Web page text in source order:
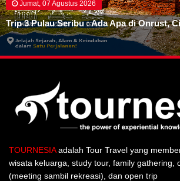
Jumat, 07 Agustus 2026
Trip 3 Pulau Seribu : Ada Apa di Onrust,
TOURNESIAadalah Tour Travel yang
wisata keluarga, study tour, family gathering,
(meeting sambil rekreasi), dan open trip